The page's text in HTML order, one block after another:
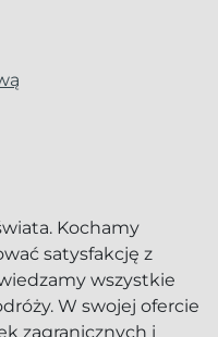
Kochamy
satysfakcję z
wszystkie
W swojej ofercie
zagranicznych i